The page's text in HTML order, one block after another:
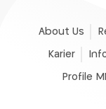
About Us
Karier
Profile